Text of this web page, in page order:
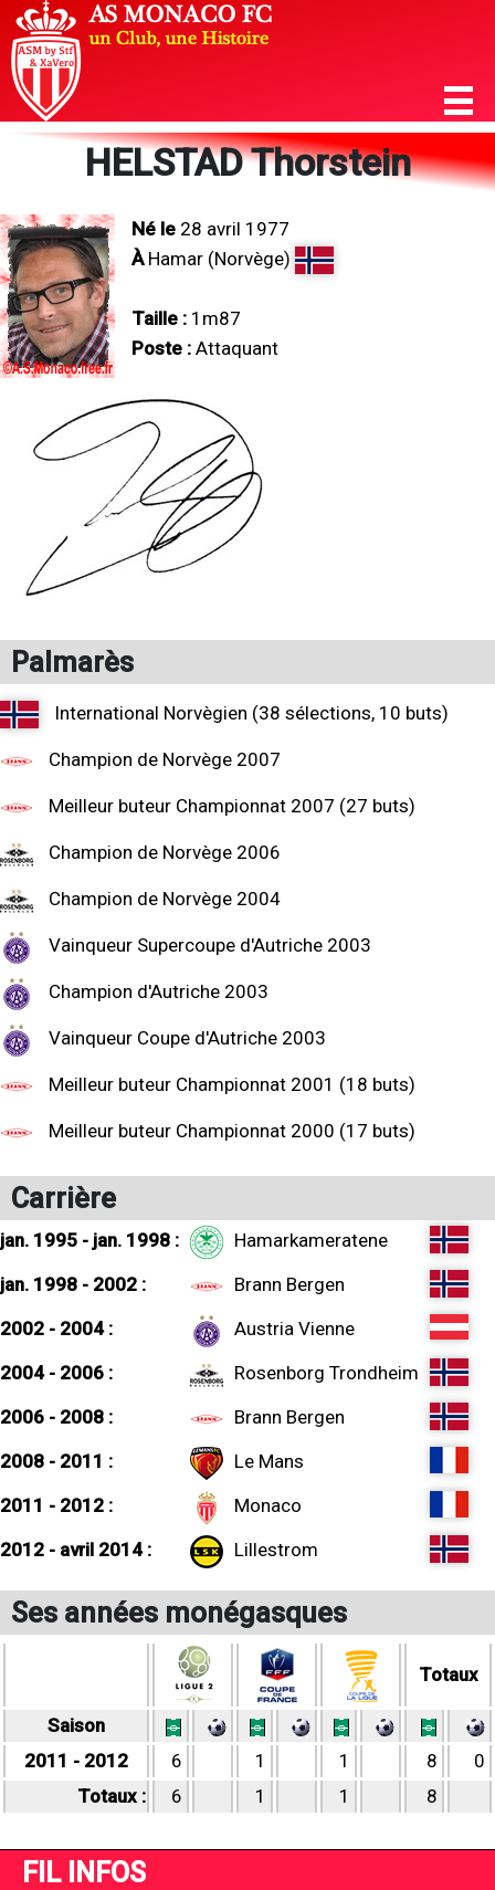
HELSTAD Thorstein
Né le 28 avril 1977
ÀHamar (Norvège)
Taille : 1m87
Poste : Attaquant
Palmarès
International Norvègien (38 sélections, 10 buts)
Champion de Norvège 2007
Meilleur buteur Championnat 2007 (27 buts)
Champion de Norvège 2006
Champion de Norvège 2004
Vainqueur Supercoupe d'Autriche 2003
Champion d'Autriche 2003
Vainqueur Coupe d'Autriche 2003
Meilleur buteur Championnat 2001 (18 buts)
Meilleur buteur Championnat 2000 (17 buts)
Carrière
jan. 1995 - jan. 1998 :
Hamarkameratene
jan. 1998 - 2002 :
Brann Bergen
2002 - 2004 :
Austria Vienne
2004 - 2006 :
Rosenborg Trondheim
2006 - 2008 :
Brann Bergen
2008 - 2011 :
Le Mans
2011 - 2012 :
Monaco
2012 - avril 2014 :
Lillestrom
Ses années monégasques
Totaux
Saison
2011 - 2012
6 1 1 8
0
Totaux :
6 1 1 8
FIL INFOS